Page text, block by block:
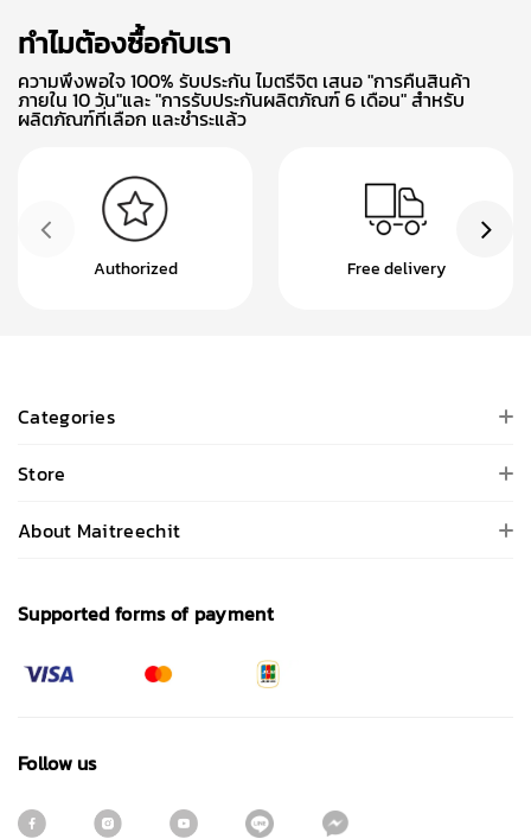
ทำไมต้องซื้อกับเรา
ความพึงพอใจ 100% รับประกัน ไมตรีจิต เสนอ "การคืนสินค้า
ภายใน 10 วัน"และ "การรับประกันผลิตภัณฑ์ 6 เดือน" สำหรับ
ผลิตภัณฑ์ที่เลือก และชำระแล้ว
Authorized Free delivery
Categories
Store
About Maitreechit
Supported forms of payment
Follow us